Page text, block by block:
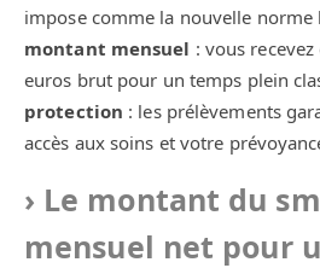
impose comme la nouvelle norme
montant mensuel : vous
euros brut pour un temps plein
protection : les prélèvements
accès aux soins et votre
Le montant du
mensuel net pour